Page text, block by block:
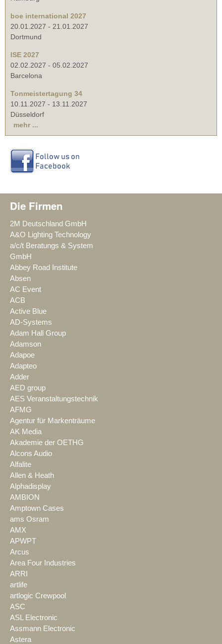
boe international 2027
20.01.2027 - 21.01.2027
Dortmund
ISE 2027
02.02.2027 - 05.02.2027
Barcelona
Tonmeistertagung 34
10.11.2027 - 13.11.2027
Düsseldorf
mehr ...
Die Firmen
2M Deutschland GmbH
A&O Lighting Technology
a/c/t Beratungs & System
GmbH
Abbey Road Institute
Absen
AC Event
ACB
Active Blue
AD-Systems
Adam Hall Group
Adamson
Adapoe
Adapteo
Adder
AED group
AES Veranstaltungstechnik
AFMG
Agentur für Markenträume
AK Media
Akademie der OETHG
Alcons Audio
Alfalite
Allen & Heath
Alphadisplay
AMBION
Amptown Cases
ams Osram
AMX
APWPT
Arcus
Area Four Industries
ARRI
artlife
artlogic Crewpool
ASC
ASL Electronic
Assmann Electronic
Astera